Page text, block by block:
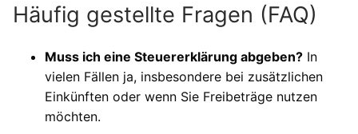
Häufig gestellte Fragen (FAQ)
Muss ich eine Steuererklärung abgeben? In
vielen Fällen ja, insbesondere bei zusätzlichen
Einkünften oder wenn Sie Freibeträge nutzen
möchten.